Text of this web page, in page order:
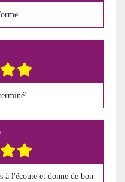
à l'écoute et donne de bon